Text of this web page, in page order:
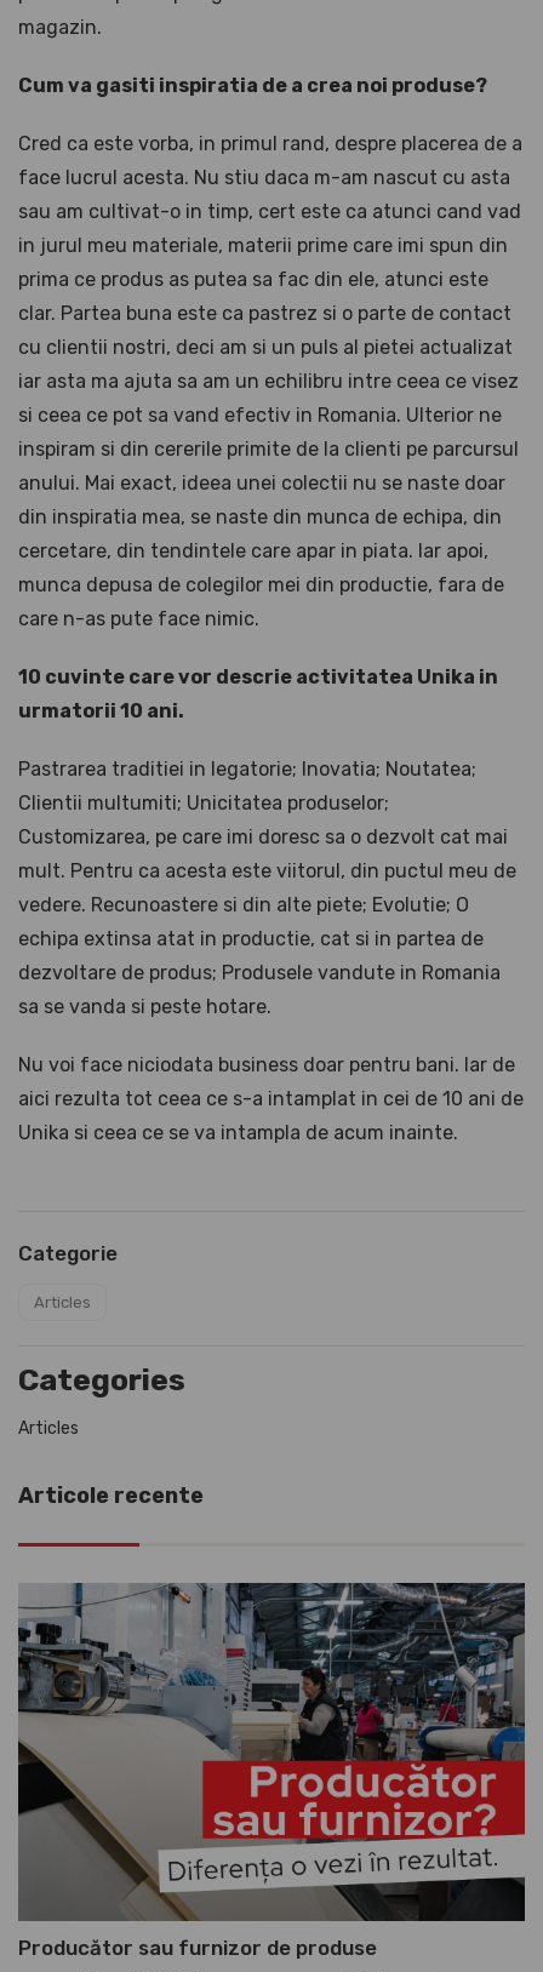
magazin.
Cum va gasiti inspiratia de a crea noi produse?
Cred ca este vorba, in primul rand, despre placerea de a
face lucrul acesta. Nu stiu daca m-am nascut cu asta
sau am cultivat-o in timp, cert este ca atunci cand vad
in jurul meu materiale, materii prime care imi spun din
prima ce produs as putea sa fac din ele, atunci este
clar. Partea buna este ca pastrez si o parte de contact
cu clientii nostri, deci am si un puls al pietei actualizat
iar asta ma ajuta sa am un echilibru intre ceea ce visez
si ceea ce pot sa vand efectiv in Romania. Ulterior ne
inspiram si din cererile primite de la clienti pe parcursul
anului. Mai exact, ideea unei colectii nu se naste doar
din inspiratia mea, se naste din munca de echipa, din
cercetare, din tendintele care apar in piata. Iar apoi,
munca depusa de colegilor mei din productie, fara de
care n-as pute face nimic.
10 cuvinte care vor descrie activitatea Unika in
urmatorii 10 ani.
Pastrarea traditiei in legatorie; Inovatia; Noutatea;
Clientii multumiti; Unicitatea produselor;
Customizarea, pe care imi doresc sa o dezvolt cat mai
mult. Pentru ca acesta este viitorul, din puctul meu de
vedere. Recunoastere si din alte piete; Evolutie; O
echipa extinsa atat in productie, cat si in partea de
dezvoltare de produs; Produsele vandute in Romania
sa se vanda si peste hotare.
Nu voi face niciodata business doar pentru bani. Iar de
aici rezulta tot ceea ce s-a intamplat in cei de 10 ani de
Unika si ceea ce se va intampla de acum inainte.
Categorie
Articles
Categories
Articles
Articole recente
Producător sau furnizor de produse